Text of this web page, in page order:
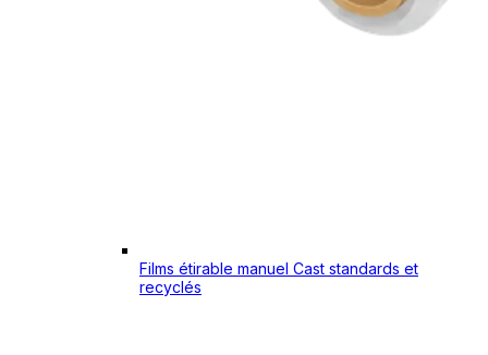
Films étirable manuel Cast standards et
recyclés